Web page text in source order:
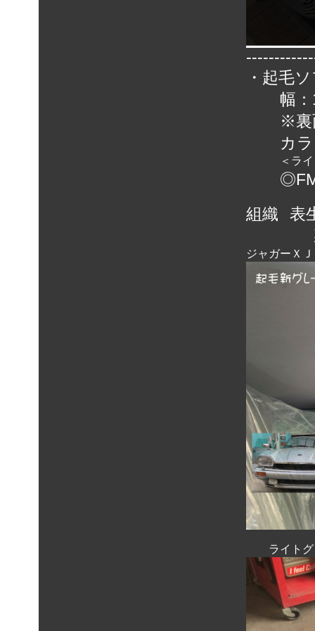
・ 起毛
幅
※裏
カ
＜ライト
組織
表
ジャガーＸ
ライトグ